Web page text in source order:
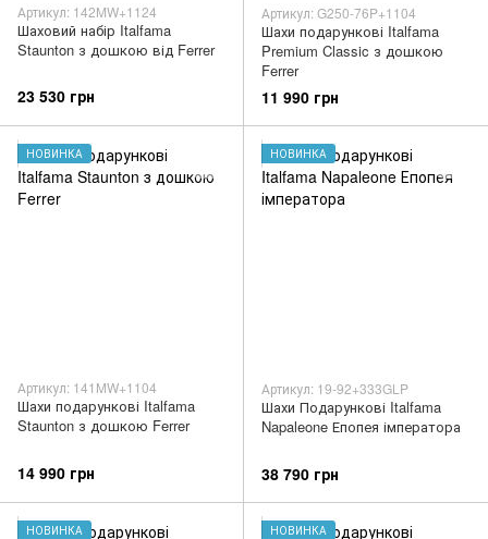
Артикул: 142MW+1124
Шаховий набір Italfama
Staunton з дошкою від Ferrer
23 530 грн
Артикул: G250-76P+1104
Шахи подарункові Italfama
Premium Classic з дошкою
Ferrer
11 990 грн
НОВИНКА
Артикул: 141MW+1104
Шахи подарункові Italfama
Staunton з дошкою Ferrer
14 990 грн
НОВИНКА
Артикул: 19-92+333GLP
Шахи Подарункові Italfama
Napaleone Епопея імператора
38 790 грн
НОВИНКА НОВИНКА